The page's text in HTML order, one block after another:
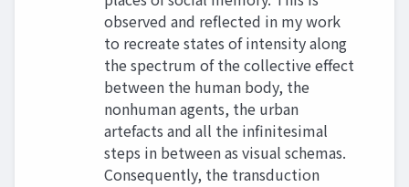
observed and reflected in my work
to recreate states of intensity along
the spectrum of the collective effect
between the human body, the
nonhuman agents, the urban
artefacts and all the infinitesimal
steps in between as visual schemas.
Consequently, the transduction